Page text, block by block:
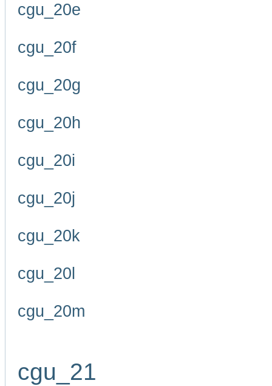
cgu_20e
cgu_20f
cgu_20g
cgu_20h
cgu_20i
cgu_20j
cgu_20k
cgu_20l
cgu_20m
cgu_21